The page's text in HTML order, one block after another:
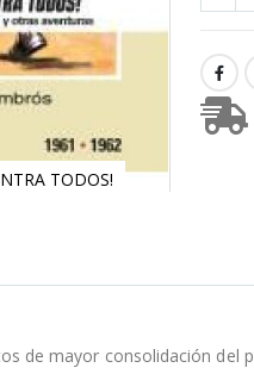
TODOS!
de mayor consolidación del